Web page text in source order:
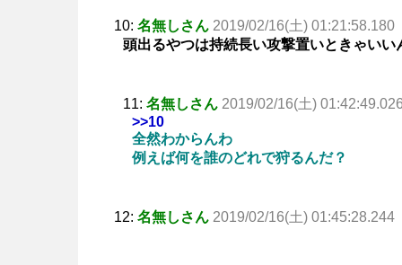
10: 名無しさん 2019/02/16(土) 01:21:58.180
頭出るやつは持続長い攻撃置いときゃいい
11: 名無しさん 2019/02/16(土) 01:42:49.026
>>10
全然わからんわ
例えば何を誰のどれで狩るんだ？
12: 名無しさん 2019/02/16(土) 01:45:28.244